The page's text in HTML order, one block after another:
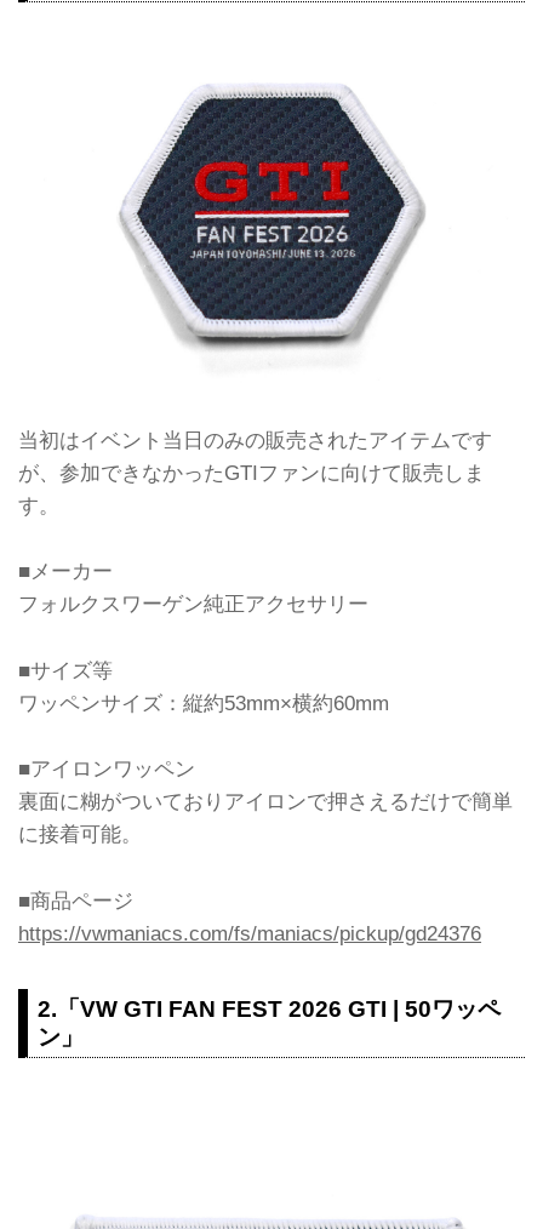
豊橋市にあるVGJ本社は、海外の工場
から運び込まれてきたVolkswagen、
Audi、Porsche、Lamborghini、
Bentl...
当初はイベント当日のみの販売されたアイテムです
が、参加できなかったGTIファンに向けて販売しま
す。
■メーカー
フォルクスワーゲン純正アクセサリー
■サイズ等
ワッペンサイズ：縦約53mm×横約60mm
■アイロンワッペン
裏面に糊がついておりアイロンで押さえるだけで簡単
に接着可能。
■商品ページ
https://vwmaniacs.com/fs/maniacs/pickup/gd24376
2.「VW GTI FAN FEST 2026 GTI | 50ワッペ
ン」